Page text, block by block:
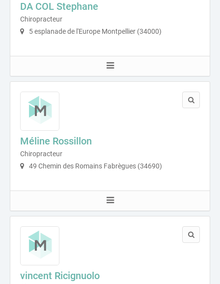
DA COL Stephane
Chiropracteur
5 esplanade de l'Europe Montpellier (34000)
Méline Rossillon
Chiropracteur
49 Chemin des Romains Fabrègues (34690)
vincent Ricignuolo